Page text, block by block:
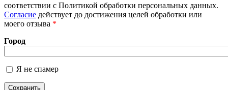
Более подробная информация о текстовых форматах
соответствии с Политикой обработки персональных данных.
Согласие действует до достижения целей обработки или
моего отзыва *
Город
Я не спамер